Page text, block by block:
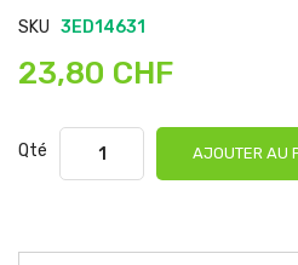
SKU 3ED14631
23,80 CHF
Qté AJOUTER AU